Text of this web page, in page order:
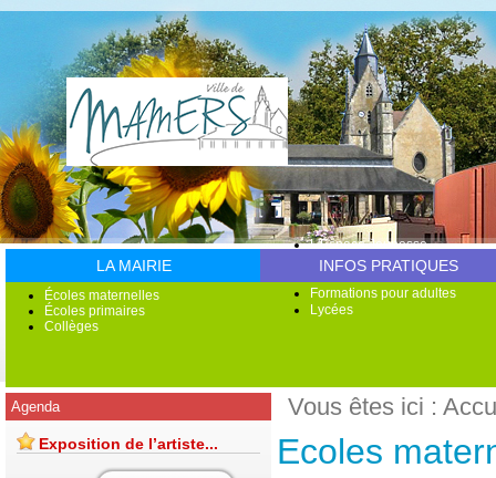
LA MAIRIE INFOS PRATIQUES
Écoles maternelles
Écoles primaires
Collèges
Lycées
Formations pour adultes
Accueil de loisirs
L'Espace Jeunesse
Vous êtes ici :
Ecoles
Agenda
Exposition de l’artiste...